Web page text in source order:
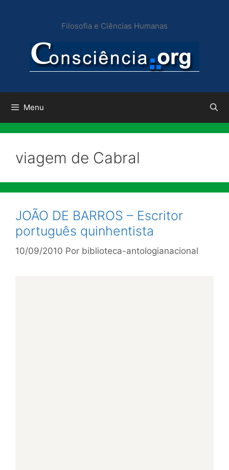
conteúdo
Filosofia e Ciências Humanas
Menu
viagem de Cabral
JOÃO DE BARROS – Escritor
português quinhentista
10/09/2010 Por biblioteca-antologianacional